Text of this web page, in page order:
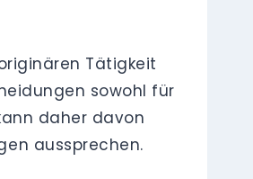
Tätigkeit
sowohl für
daher davon
aussprechen.